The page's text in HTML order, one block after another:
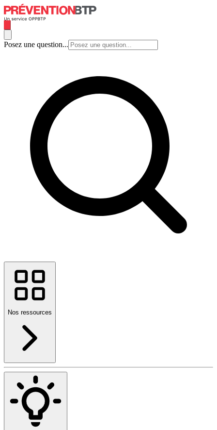
Posez une question...
Nos ressources